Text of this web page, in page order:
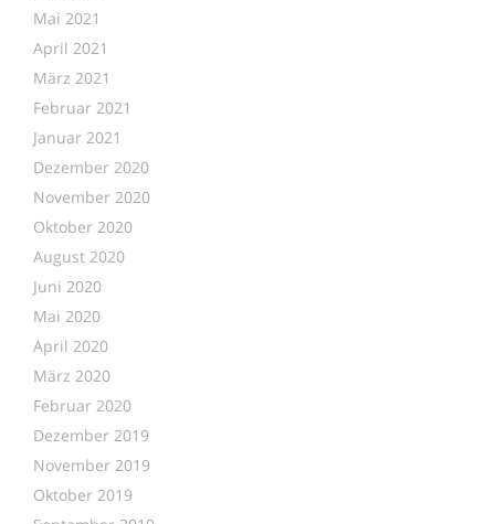
Mai 2021
April 2021
März 2021
Februar 2021
Januar 2021
Dezember 2020
November 2020
Oktober 2020
August 2020
Juni 2020
Mai 2020
April 2020
März 2020
Februar 2020
Dezember 2019
November 2019
Oktober 2019